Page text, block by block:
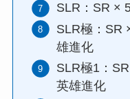
SLR：SR ×
SLR極：SR
雄進化
SLR極1：
英雄進化